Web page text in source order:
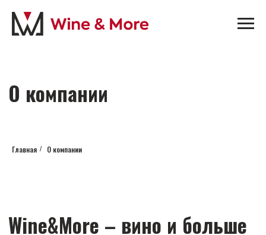
Главная / О компании
алкогольных напитков высочайшего
качества из лучших винодельческих